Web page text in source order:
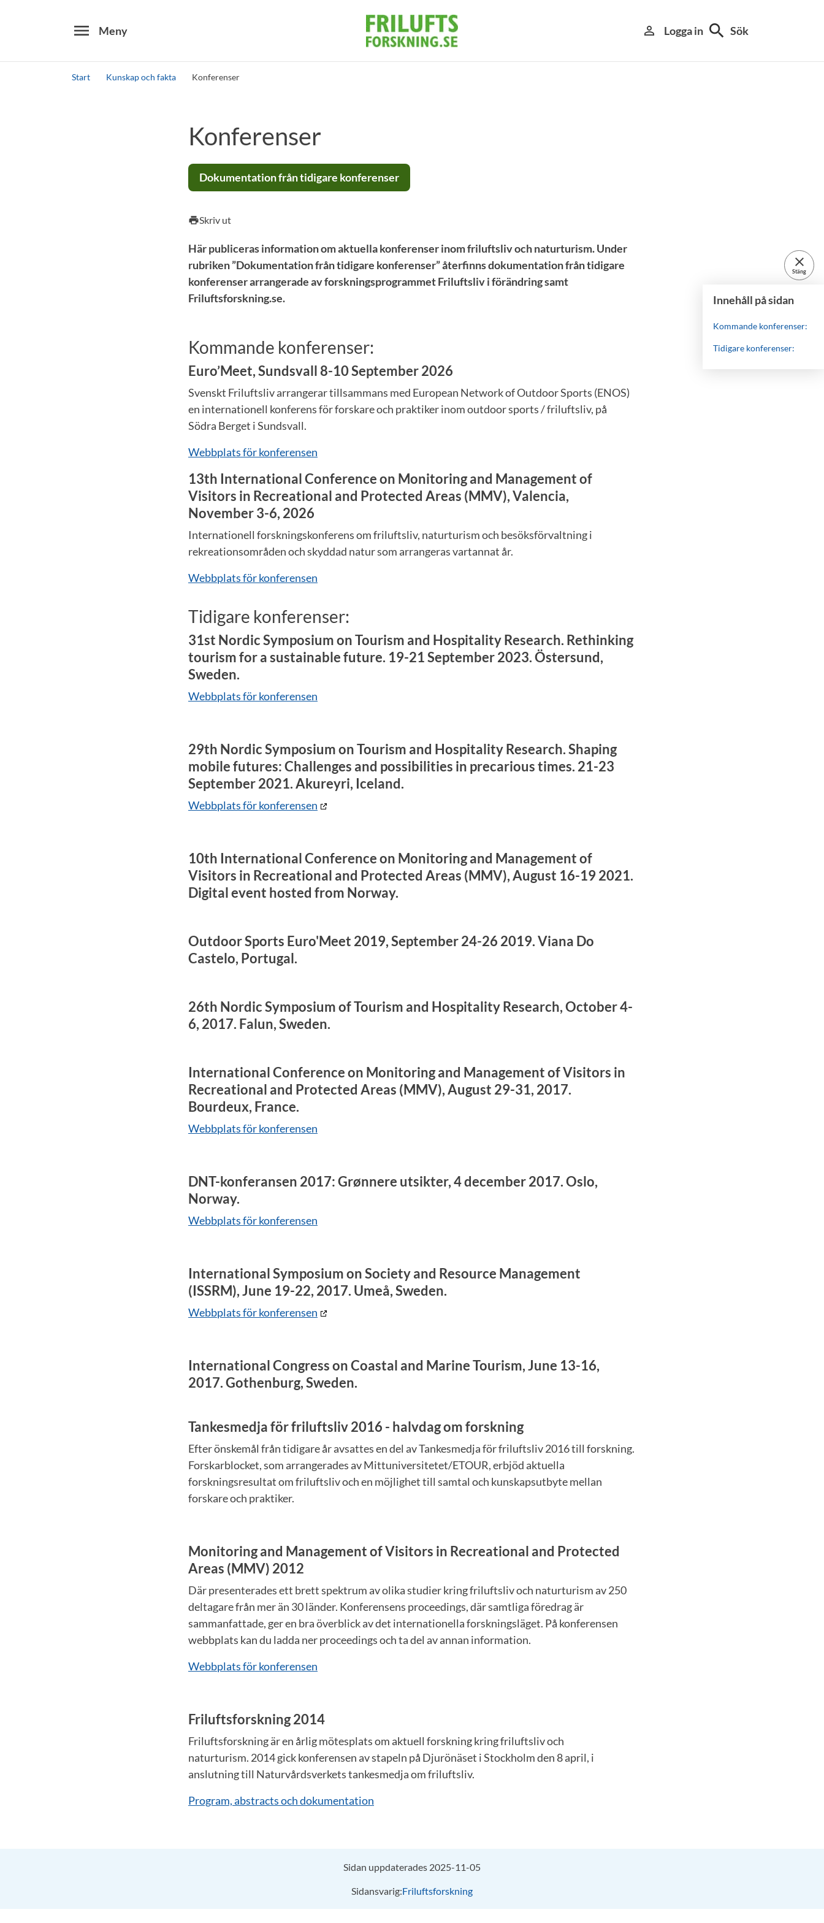
menu Meny person_outline Logga in search Sök
Start Kunskap och fakta Konferenser
Konferenser
Dokumentation från tidigare konferenser
printSkriv ut
close
Stäng
Innehåll på sidan
Kommande konferenser:
Tidigare konferenser:
Här publiceras information om aktuella konferenser inom friluftsliv och naturturism. Under
rubriken ”Dokumentation från tidigare konferenser” återfinns dokumentation från tidigare
konferenser arrangerade av forskningsprogrammet Friluftsliv i förändring samt
Friluftsforskning.se.
Kommande konferenser:
Euro’Meet, Sundsvall 8-10 September 2026
Svenskt Friluftsliv arrangerar tillsammans med European Network of Outdoor Sports (ENOS)
en internationell konferens för forskare och praktiker inom outdoor sports / friluftsliv, på
Södra Berget i Sundsvall.
Webbplats för konferensen
13th International Conference on Monitoring and Management of
Visitors in Recreational and Protected Areas (MMV), Valencia,
November 3-6, 2026
Internationell forskningskonferens om friluftsliv, naturturism och besöksförvaltning i
rekreationsområden och skyddad natur som arrangeras vartannat år.
Webbplats för konferensen
Tidigare konferenser:
31st Nordic Symposium on Tourism and Hospitality Research. Rethinking
tourism for a sustainable future. 19-21 September 2023. Östersund,
Sweden.
Webbplats för konferensen
29th Nordic Symposium on Tourism and Hospitality Research. Shaping
mobile futures: Challenges and possibilities in precarious times. 21-23
September 2021. Akureyri, Iceland.
Webbplats för konferensen
10th International Conference on Monitoring and Management of
Visitors in Recreational and Protected Areas (MMV), August 16-19 2021.
Digital event hosted from Norway.
Outdoor Sports Euro'Meet 2019, September 24-26 2019. Viana Do
Castelo, Portugal.
26th Nordic Symposium of Tourism and Hospitality Research, October 4-
6, 2017. Falun, Sweden.
International Conference on Monitoring and Management of Visitors in
Recreational and Protected Areas (MMV), August 29-31, 2017.
Bourdeux, France.
Webbplats för konferensen
DNT-konferansen 2017: Grønnere utsikter, 4 december 2017. Oslo,
Norway.
Webbplats för konferensen
International Symposium on Society and Resource Management
(ISSRM), June 19-22, 2017. Umeå, Sweden.
Webbplats för konferensen
International Congress on Coastal and Marine Tourism, June 13-16,
2017. Gothenburg, Sweden.
Tankesmedja för friluftsliv 2016 - halvdag om forskning
Efter önskemål från tidigare år avsattes en del av Tankesmedja för friluftsliv 2016 till forskning.
Forskarblocket, som arrangerades av Mittuniversitetet/ETOUR, erbjöd aktuella
forskningsresultat om friluftsliv och en möjlighet till samtal och kunskapsutbyte mellan
forskare och praktiker.
Monitoring and Management of Visitors in Recreational and Protected
Areas (MMV) 2012
Där presenterades ett brett spektrum av olika studier kring friluftsliv och naturturism av 250
deltagare från mer än 30 länder. Konferensens proceedings, där samtliga föredrag är
sammanfattade, ger en bra överblick av det internationella forskningsläget. På konferensen
webbplats kan du ladda ner proceedings och ta del av annan information.
Webbplats för konferensen
Friluftsforskning 2014
Friluftsforskning är en årlig mötesplats om aktuell forskning kring friluftsliv och
naturturism. 2014 gick konferensen av stapeln på Djurönäset i Stockholm den 8 april, i
anslutning till Naturvårdsverkets tankesmedja om friluftsliv.
Program, abstracts och dokumentation
Sidan uppdaterades 2025-11-05
Sidansvarig:Friluftsforskning